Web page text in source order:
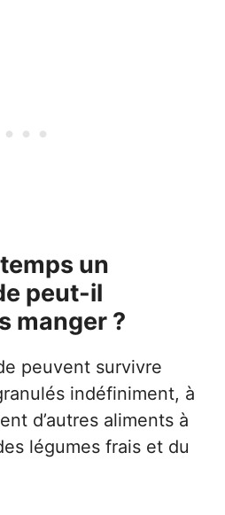
un
peut-il
manger ?
peuvent survivre
indéfiniment, à
d’autres aliments à
légumes frais et du